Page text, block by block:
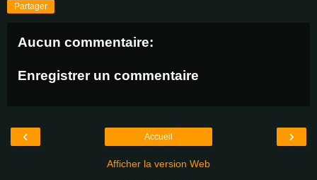
Partager
Aucun commentaire:
Enregistrer un commentaire
‹ ›
Accueil
Afficher la version Web